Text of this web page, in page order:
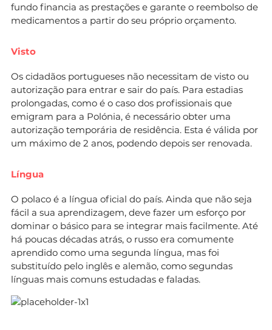
fundo financia as prestações e garante o reembolso de
medicamentos a partir do seu próprio orçamento.
Visto
Os cidadãos portugueses não necessitam de visto ou
autorização para entrar e sair do país. Para estadias
prolongadas, como é o caso dos profissionais que
emigram para a Polónia, é necessário obter uma
autorização temporária de residência. Esta é válida por
um máximo de 2 anos, podendo depois ser renovada.
Língua
O polaco é a língua oficial do país. Ainda que não seja
fácil a sua aprendizagem, deve fazer um esforço por
dominar o básico para se integrar mais facilmente. Até
há poucas décadas atrás, o russo era comumente
aprendido como uma segunda língua, mas foi
substituído pelo inglês e alemão, como segundas
línguas mais comuns estudadas e faladas.